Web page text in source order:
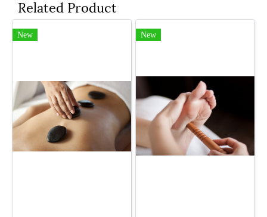
Related Product
New New